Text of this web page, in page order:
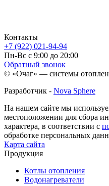
Контакты
+7 (922) 021-94-94
Пн-Вс с 9:00 до 20:00
Обратный звонок
© «Очаг» — системы
Разработчик - Nova Sphere
На нашем сайте мы
местоположении для сбора
характера, в соответствии с
обработке персональных
Карта сайта
Продукция
Котлы отопления
Водонагреватели